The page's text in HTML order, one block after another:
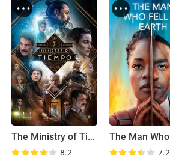
The Ministry of Time
8.2 7.2